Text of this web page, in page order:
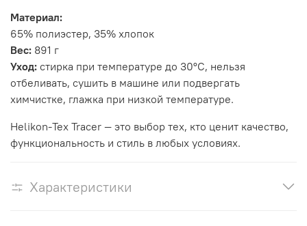
Материал:
65% полиэстер, 35% хлопок
Вес: 891 г
Уход: стирка при температуре до 30°C, нельзя
отбеливать, сушить в машине или подвергать
химчистке, глажка при низкой температуре.
Helikon-Tex Tracer — это выбор тех, кто ценит качество,
функциональность и стиль в любых условиях.
Характеристики